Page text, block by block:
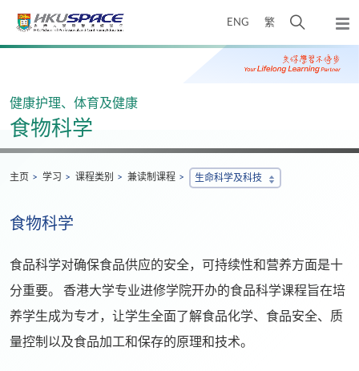
ENG 繁
开
搜
寻
弹
出
主
Main
健康护理、体育及健康
食物科学
主页 学习 课程类别 兼读制课程 生命科学及科技
食物科学
食品科学对确保食品供应的安全，可持续性和营养方面是十
分重要。 香港大学专业进修学院开办的食品科学课程旨在培
养学生成为专才，让学生全面了解食品化学、食品安全、质
量控制以及食品加工和保存的原理和技术。